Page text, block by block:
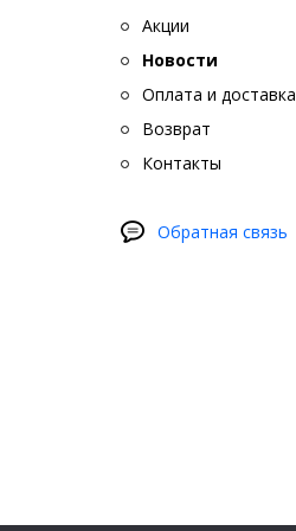
Акции
Новости
Оплата и доставка
Возврат
Контакты
Обратная связь